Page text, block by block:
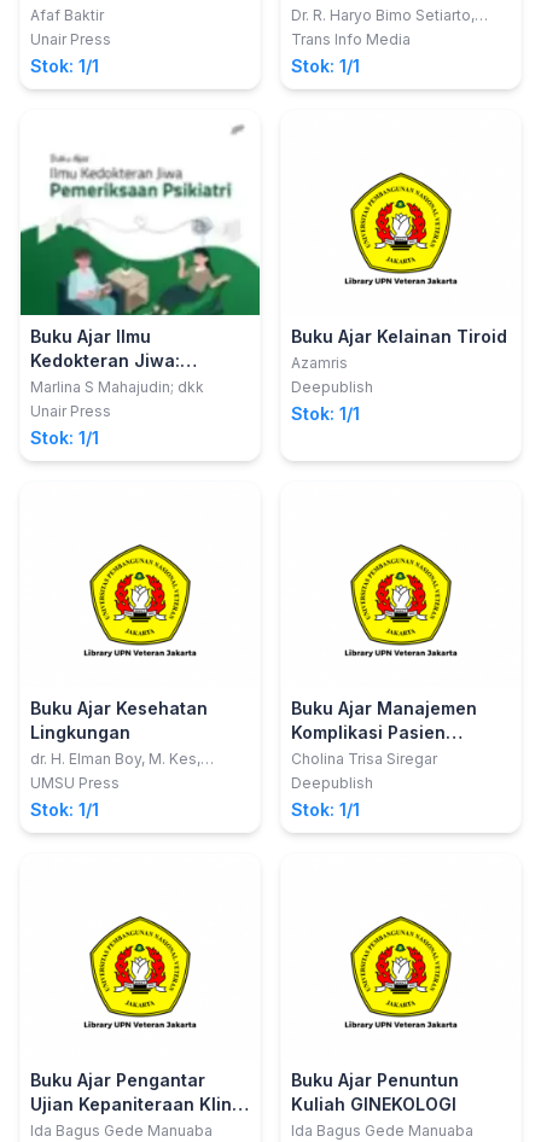
Regulasinya
Afaf Baktir
Unair Press
Stok: 1/1
Dr. R. Haryo Bimo Setiarto,
S.Si., M.Si.; Dr. Marni Br Karo,
Titus Tambaip, M.Kes.
Trans Info Media
Stok: 1/1
Buku Ajar Ilmu
Kedokteran Jiwa:
Pemeriksaan Psikiatri
Marlina S Mahajudin; dkk
Unair Press
Stok: 1/1
Buku Ajar Kelainan Tiroid
Azamris
Deepublish
Stok: 1/1
Buku Ajar Kesehatan
Lingkungan
dr. H. Elman Boy, M. Kes,
Sp.KKLP, FIS-PH, FIS-CM,
UMSU Press
Stok: 1/1
Buku Ajar Manajemen
Komplikasi Pasien
Hemodialisa
Cholina Trisa Siregar
Deepublish
Stok: 1/1
Buku Ajar Pengantar
Ujian Kepaniteraan Klinik
(Dokter Obstetri,
Ida Bagus Gede Manuaba
Buku Ajar Penuntun
Kuliah GINEKOLOGI
Ida Bagus Gede Manuaba